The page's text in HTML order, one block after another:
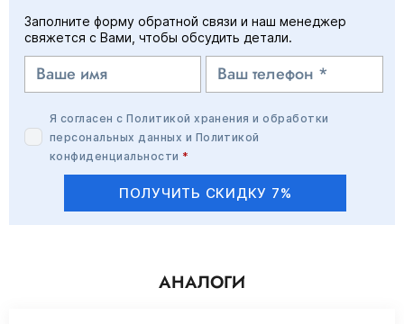
Заполните форму обратной связи и наш менеджер
свяжется с Вами, чтобы обсудить детали.
Я согласен сПолитикой хранения и обработки
персональных данных и Политикой
конфиденциальности *
ПОЛУЧИТЬ СКИДКУ 7%
АНАЛОГИ